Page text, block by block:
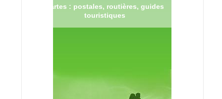
Cartes : postales, routières, guides
touristiques